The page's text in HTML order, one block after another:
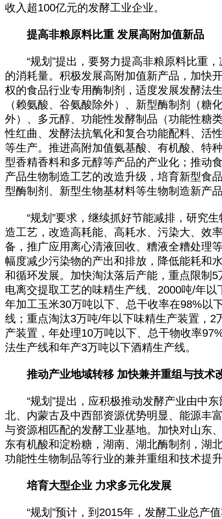
收入超100亿元的发酵工业企业。
提高非粮原料比重 发展高附加值新品
“规划”提出，要努力提高非粮原料比重，
的消耗量。积极发展高附加值新产品，加快
权的食品行业专用酶制剂，适度发展发酵法
（赖氨酸、谷氨酸除外）、新型酶制剂（糖
外）、多元醇、功能性发酵制品（功能性糖
性红曲、发酵法抗氧化和复合功能配料、活
等生产。推进高附加值氨基酸、有机酸、特
型香精香料和多元醇等产品的产业化；推动
产品生物制造工艺的改造升级，培育新型食
型酶制剂、新型生物基材料等生物制造
“规划”要求，继续抓好节能减排，研究生
造工艺，改造高耗能、高耗水、污染大、效
备，推广应用离心清液回收、糟液全糟处理
幅度减少污染物的产出和排放，降低能耗和
和循环发展。加快淘汰落后产能，重点限制
电离交提取工艺的味精生产线、2000吨/年以
年加工玉米30万吨以下、总干收率在98%以
线；重点淘汰3万吨/年以下味精生产装置，2
产装置，年处理10万吨以下、总干物收率
法生产线和年产3万吨以下酒精生产线。
推动产业地域转移 加快兼并重组与技术
“规划”提出，应积极推动发酵产业由中东
北、内蒙古及中西部资源优势明显、能源丰
与资源相匹配的发酵工业基地。加快对山东
东有机酸和淀粉糖，湖南、湖北酶制剂，湖
功能性生物制品等行业的兼并重组和技术提
培育大型企业 力求多元化发展
“规划”预计，到2015年，发酵工业总产值